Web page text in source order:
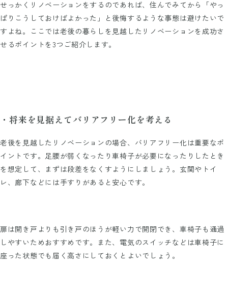
せっかくリノベーションをするのであれば、住んでみてから「やっ
ぱりこうしておけばよかった」と後悔するような事態は避けたいで
すよね。ここでは老後の暮らしを見越したリノベーションを成功さ
せるポイントを3つご紹介します。
・将来を見据えてバリアフリー化を考える
老後を見越したリノベーションの場合、バリアフリー化は重要なポ
イントです。足腰が弱くなったり車椅子が必要になったりしたとき
を想定して、まずは段差をなくすようにしましょう。玄関やトイ
レ、廊下などには手すりがあると安心です。
扉は開き戸よりも引き戸のほうが軽い力で開閉でき、車椅子も通過
しやすいためおすすめです。また、電気のスイッチなどは車椅子に
座った状態でも届く高さにしておくとよいでしょう。